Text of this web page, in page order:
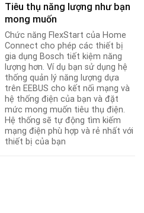
Tiêu thụ năng lượng như bạn
mong muốn
Chức năng FlexStart của Home
Connect cho phép các thiết bị
gia dụng Bosch tiết kiệm năng
lượng hơn. Ví dụ bạn sử dụng hệ
thống quản lý năng lượng dựa
trên EEBUS cho kết nối mạng và
hệ thống điện của bạn và đặt
mức mong muốn tiêu thụ điện.
Hệ thống sẽ tự động tìm kiếm
mạng điện phù hợp và rẻ nhất với
thiết bị của bạn